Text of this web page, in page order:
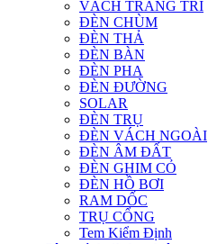
VÁCH TRANG TRÍ
ĐÈN CHÙM
ĐÈN THẢ
ĐÈN BÀN
ĐÈN PHA
ĐÈN ĐƯỜNG
SOLAR
ĐÈN TRỤ
ĐÈN VÁCH NGOÀI
ĐÈN ÂM ĐẤT
ĐÈN GHIM CỎ
ĐÈN HỒ BƠI
RAM DỐC
TRỤ CỔNG
Tem Kiểm Định